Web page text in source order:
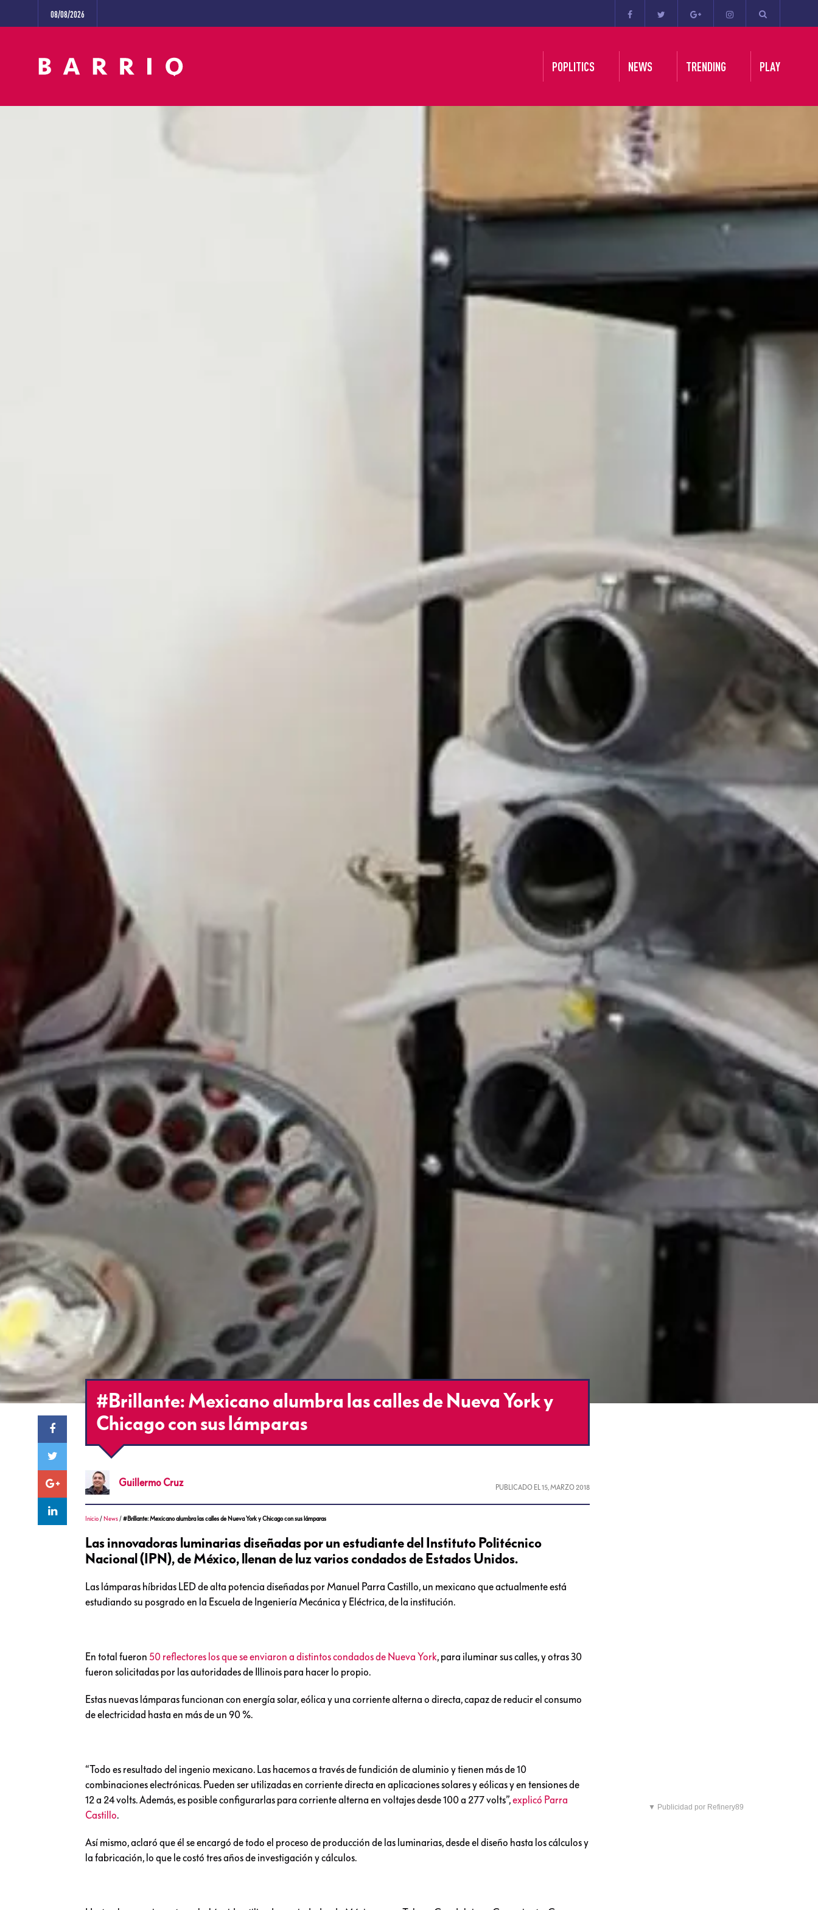
08/08/2026
POPLITICS NEWS TRENDING PLAY
#Brillante: Mexicano alumbra las calles de Nueva York y
Chicago con sus lámparas
Guillermo Cruz PUBLICADO EL15, MARZO 2018
Inicio / News /#Brillante: Mexicano alumbra las calles de Nueva York y Chicago con sus lámparas
Las innovadoras luminarias diseñadas por un estudiante del Instituto Politécnico
Nacional (IPN), de México, llenan de luz varios condados de Estados Unidos.
Las lámparas híbridas LED de alta potencia diseñadas por Manuel Parra Castillo, un mexicano que actualmente está
estudiando su posgrado en la Escuela de Ingeniería Mecánica y Eléctrica, de la institución.
En total fueron 50 reflectores los que se enviaron a distintos condados de Nueva York, para iluminar sus calles, y otras 30
fueron solicitadas por las autoridades de Illinois para hacer lo propio.
Estas nuevas lámparas funcionan con energía solar, eólica y una corriente alterna o directa, capaz de reducir el consumo
de electricidad hasta en más de un 90 %.
“Todo es resultado del ingenio mexicano. Las hacemos a través de fundición de aluminio y tienen más de 10
combinaciones electrónicas. Pueden ser utilizadas en corriente directa en aplicaciones solares y eólicas y en tensiones de
12 a 24 volts. Además, es posible configurarlas para corriente alterna en voltajes desde 100 a 277 volts”,explicó Parra
Castillo.
Así mismo, aclaró que él se encargó de todo el proceso de producción de las luminarias, desde el diseño hasta los cálculos y
la fabricación, lo que le costó tres años de investigación y cálculos.
▼ Publicidad por Refinery89